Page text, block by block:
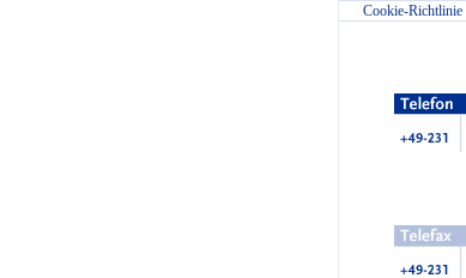
Cookie-Richtlinie